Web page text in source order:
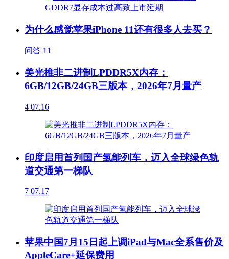
为什么感觉苹果iPhone 11还有很多人去买？
问答 11
美光推非二进制LPDDR5X内存：
6GB/12GB/24GB三版本，2026年7月量产
4 07.16
印度启用首列国产氢能列车，迈入全球绿色轨
道交通第一梯队
7 07.17
苹果中国7月15日起上调iPad与Mac全系售价及
AppleCare+延保费用